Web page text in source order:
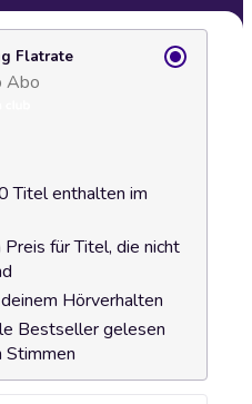
Flatrate
Abo
Titel enthalten im
für Titel, die nicht
Hörverhalten
Bestseller gelesen
Stimmen